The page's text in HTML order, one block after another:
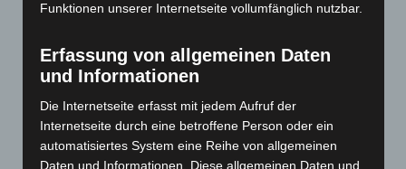
März 2024(103)
Januar 2024(111)
November 2023(130)
Oktober 2023(114)
Funktionen unserer Internetseite vollumfänglich nutzbar.
Erfassung von allgemeinen Daten
und Informationen
Die Internetseite erfasst mit jedem Aufruf der
Internetseite durch eine betroffene Person oder ein
automatisiertes System eine Reihe von allgemeinen
Daten und Informationen. Diese allgemeinen Daten und